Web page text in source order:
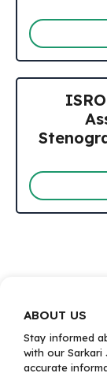
ABOUT US
Stay informed
with our Sarkari
accurate